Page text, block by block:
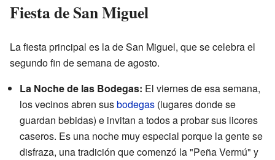
Fiesta de San Miguel
La fiesta principal es la de San Miguel, que se celebra el
segundo fin de semana de agosto.
La Noche de las Bodegas: El viernes de esa semana,
los vecinos abren susbodegas (lugares donde se
guardan bebidas) e invitan a todos a probar sus licores
caseros. Es una noche muy especial porque la gente se
disfraza, una tradición que comenzó la "Peña Vermú" y